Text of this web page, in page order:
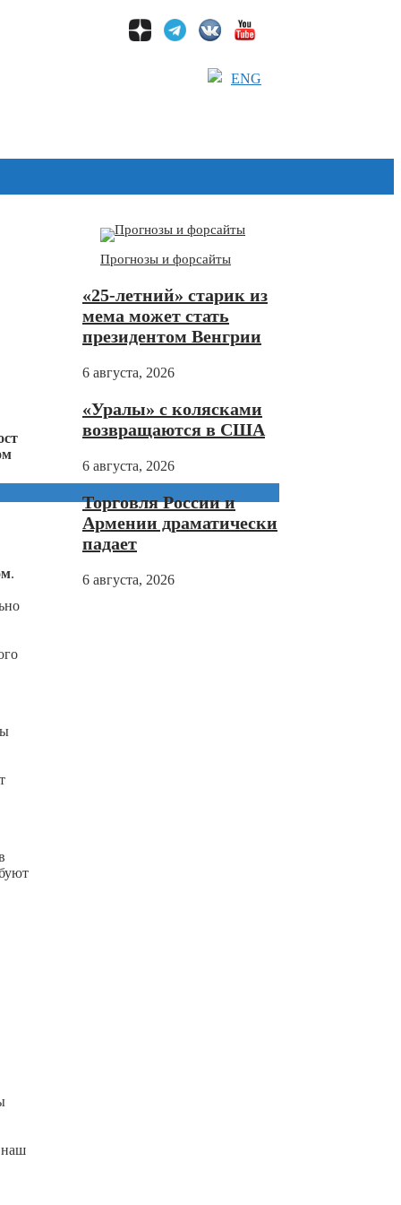
ENG
.
наш
Прогнозы и форсайты
«25-летний» старик из
мема может стать
президентом Венгрии
6 августа, 2026
«Уралы» с колясками
возвращаются в США
6 августа, 2026
Торговля России и
Армении драматически
падает
6 августа, 2026